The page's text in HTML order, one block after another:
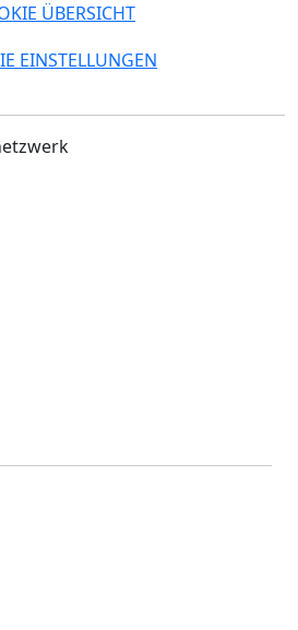
ÜBERSICHT
EINSTELLUNGEN